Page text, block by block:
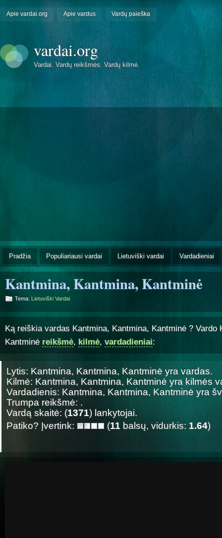
Apie vardai.org Apie vardus Vardų paieška
vardai.org
Vardai. Vardų reikšmės. Vardų kilmė.
Pradžia Populiariausi vardai Lietuviški vardai Vardadieniai
Kantmina, Kantmina, Kantminė
Tema: Lietuviški Vardai
Ką reiškia vardas Kantmina, Kantmina, Kantminė ? Vardo
Kantminė reikšmė, kilmė, vardadieniai:
Lytis: Kantmina, Kantmina, Kantminė yra vardas.
Kilmė: Kantmina, Kantmina, Kantminė yra kilmės
Vardadienis: Kantmina, Kantmina, Kantminė yra
Trumpa reikšmė: .
Vardą skaitė: (1371) lankytojai.
Patiko? Įvertink:
(11 balsų, vidurkis: 1.64)